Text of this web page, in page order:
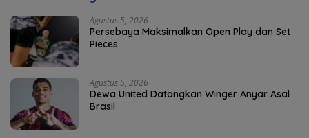
Agustus 5, 2026
Persebaya Maksimalkan Open Play dan Set
Pieces
Agustus 5, 2026
Dewa United Datangkan Winger Anyar Asal
Brasil